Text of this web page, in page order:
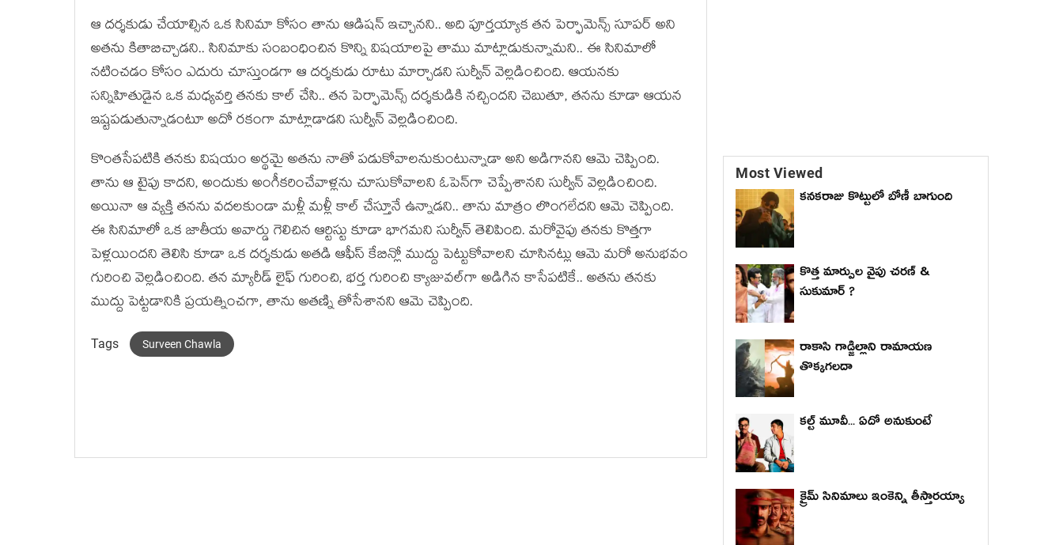
ఆ దర్శకుడు చేయాల్సిన ఒక సినిమా కోసం తాను ఆడిషన్ ఇచ్చానని.. అది పూర్తయ్యాక తన పెర్ఫామెన్స్ సూపర్ అని
అతను కితాబిచ్చాడని.. సినిమాకు సంబంధించిన కొన్ని విషయాలపై తాము మాట్లాడుకున్నామని.. ఈ సినిమాలో
నటించడం కోసం ఎదురు చూస్తుండగా ఆ దర్శకుడు రూటు మార్చాడని సుర్వీన్ వెల్లడించింది. ఆయనకు
సన్నిహితుడైన ఒక మధ్యవర్తి తనకు కాల్ చేసి.. తన పెర్ఫామెన్స్ దర్శకుడికి నచ్చిందని చెబుతూ, తనను కూడా ఆయన
ఇష్టపడుతున్నాడంటూ అదో రకంగా మాట్లాడాడని సుర్వీన్ వెల్లడించింది.
కొంతసేపటికి తనకు విషయం అర్థమై అతను నాతో పడుకోవాలనుకుంటున్నాడా అని అడిగానని ఆమె చెప్పింది.
తాను ఆ టైపు కాదని, అందుకు అంగీకరించేవాళ్లను చూసుకోవాలని ఓపెన్‌గా చెప్పేశానని సుర్వీన్ వెల్లడించింది.
అయినా ఆ వ్యక్తి తనను వదలకుండా మళ్లీ మళ్లీ కాల్ చేస్తూనే ఉన్నాడని.. తాను మాత్రం లొంగలేదని ఆమె చెప్పింది.
ఈ సినిమాలో ఒక జాతీయ అవార్డు గెలిచిన ఆర్టిస్టు కూడా భాగమని సుర్వీన్ తెలిపింది. మరోవైపు తనకు కొత్తగా
పెళ్లయిందని తెలిసి కూడా ఒక దర్శకుడు అతడి ఆఫీస్ కేబిన్లో ముద్దు పెట్టుకోవాలని చూసినట్లు ఆమె మరో అనుభవం
గురించి వెల్లడించింది. తన మ్యారీడ్ లైఫ్ గురించి, భర్త గురించి క్యాజువల్‌గా అడిగిన కాసేపటికే.. అతను తనకు
ముద్దు పెట్టడానికి ప్రయత్నించగా, తాను అతణ్ని తోసేశానని ఆమె చెప్పింది.
Tags Surveen Chawla
Most Viewed
కనకరాజు కొట్టులో బోణీ బాగుంది
కొత్త మార్పుల వైపు చరణ్ &
సుకుమార్ ?
రాకాసి గాడ్జిల్లాని రామాయణ
తొక్కగలదా
కల్ట్ మూవీ... ఏదో అనుకుంటే
క్రైమ్ సినిమాలు ఇంకెన్ని తీస్తారయ్యా